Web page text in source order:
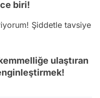
biri!
Şiddetle tavsiye
ulaştıran